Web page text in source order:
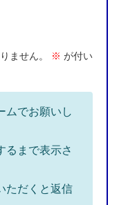
ません。 ※ が付い
ムでお願いし
るまで表示さ
ただくと返信